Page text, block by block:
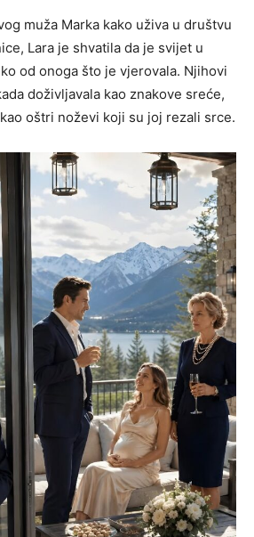
muža Marka kako uživa u društvu
Lara je shvatila da je svijet u
od onoga što je vjerovala. Njihovi
doživljavala kao znakove sreće,
oštri noževi koji su joj rezali srce.